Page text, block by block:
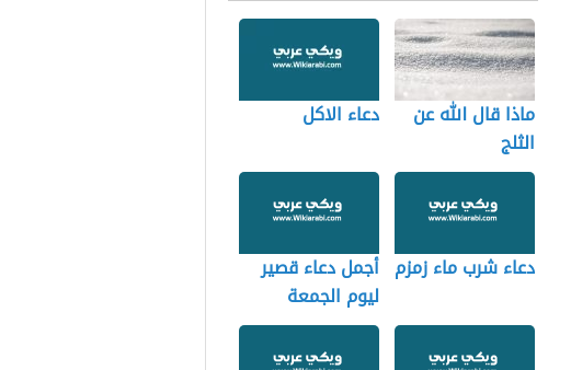
ماذا قال الله عن
الثلج
دعاء الاكل
دعاء شرب ماء زمزم أجمل دعاء قصير
ليوم الجمعة